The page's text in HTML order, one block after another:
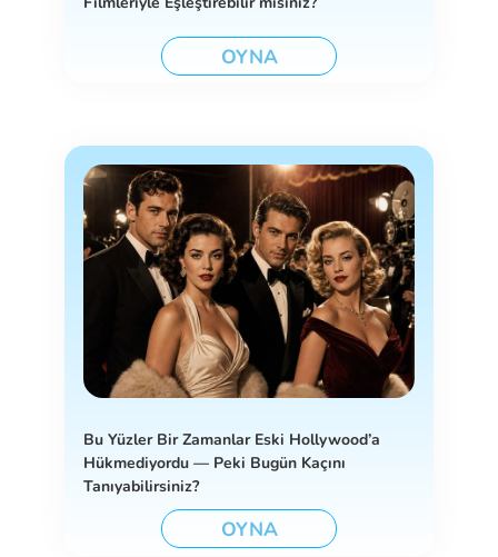
OYNA
Bu Yüzler Bir Zamanlar Eski Hollywood’a
Hükmediyordu — Peki Bugün Kaçını
Tanıyabilirsiniz?
OYNA